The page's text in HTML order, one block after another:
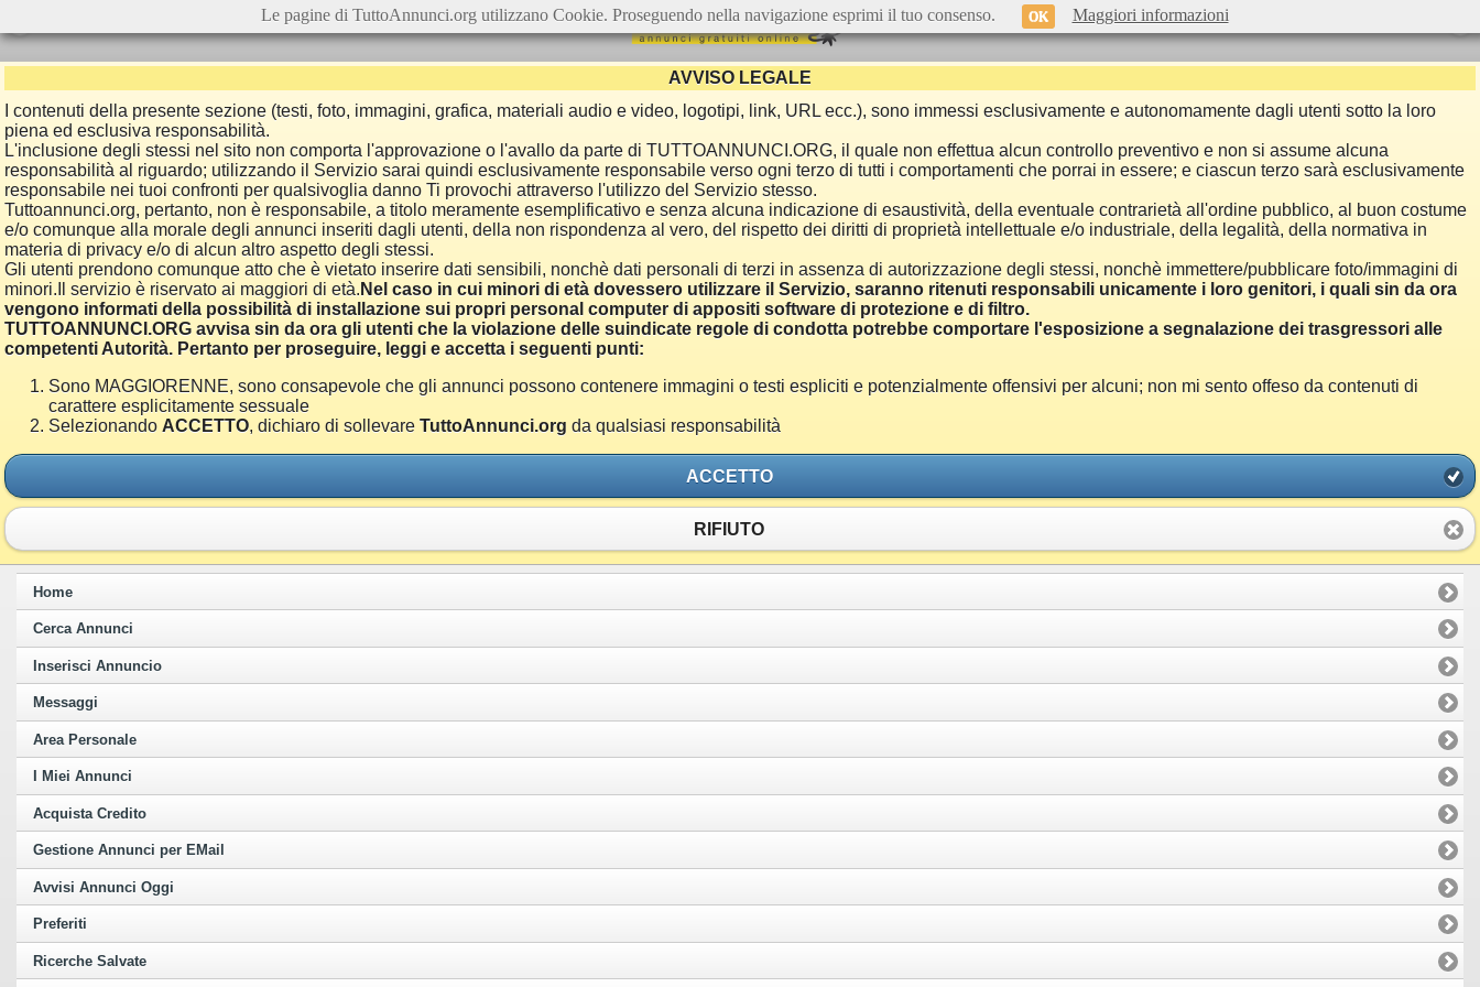
AVVISO LEGALE
I contenuti della presente sezione (testi, foto, immagini, grafica, materiali audio e video, logotipi, link, URL ecc.), sono immessi esclusivamente e autonomamente dagli utenti sotto la loro
piena ed esclusiva responsabilità.
L'inclusione degli stessi nel sito non comporta l'approvazione o l'avallo da parte di TUTTOANNUNCI.ORG, il quale non effettua alcun controllo preventivo e non si assume alcuna
responsabilità al riguardo; utilizzando il Servizio sarai quindi esclusivamente responsabile verso ogni terzo di tutti i comportamenti che porrai in essere; e ciascun terzo sarà esclusivamente
responsabile nei tuoi confronti per qualsivoglia danno Ti provochi attraverso l'utilizzo del Servizio stesso.
Tuttoannunci.org, pertanto, non è responsabile, a titolo meramente esemplificativo e senza alcuna indicazione di esaustività, della eventuale contrarietà all'ordine pubblico, al buon costume
e/o comunque alla morale degli annunci inseriti dagli utenti, della non rispondenza al vero, del rispetto dei diritti di proprietà intellettuale e/o industriale, della legalità, della normativa in
materia di privacy e/o di alcun altro aspetto degli stessi.
Gli utenti prendono comunque atto che è vietato inserire dati sensibili, nonchè dati personali di terzi in assenza di autorizzazione degli stessi, nonchè immettere/pubblicare foto/immagini di
minori.Il servizio è riservato ai maggiori di età. Nel caso in cui minori di età dovessero utilizzare il Servizio, saranno ritenuti responsabili unicamente i loro genitori, i quali sin da ora
vengono informati della possibilità di installazione sui propri personal computer di appositi software di protezione e di filtro.
TUTTOANNUNCI.ORG avvisa sin da ora gli utenti che la violazione delle suindicate regole di condotta potrebbe comportare l'esposizione a segnalazione dei trasgressori alle
competenti Autorità. Pertanto per proseguire, leggi e accetta i seguenti punti:
Sono MAGGIORENNE, sono consapevole che gli annunci possono contenere immagini o testi espliciti e potenzialmente offensivi per alcuni; non mi sento offeso da contenuti di
carattere esplicitamente sessuale
Selezionando ACCETTO, dichiaro di sollevare TuttoAnnunci.org da qualsiasi responsabilità
ACCETTO
RIFIUTO
Home
Cerca Annunci
Inserisci Annuncio
Messaggi
Area Personale
I Miei Annunci
Acquista Credito
Gestione Annunci per EMail
Avvisi Annunci Oggi
Preferiti
Ricerche Salvate
Le pagine di TuttoAnnunci.org utilizzano Cookie. Proseguendo nella navigazione esprimi il tuo consenso. OK Maggiori informazioni